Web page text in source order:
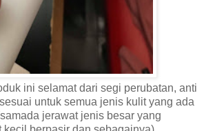
ini selamat dari segi perubatan, anti
untuk semua jenis kulit yang ada
jerawat jenis besar yang